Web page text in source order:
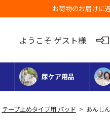
お荷物のお届けに
ようこそ ゲスト様
尿ケア用品
テープ止めタイプ用 パッド > あんし